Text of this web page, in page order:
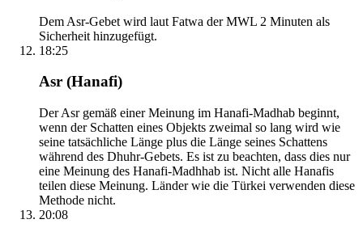
Dem Asr-Gebet wird laut Fatwa der MWL 2 Minuten als
Sicherheit hinzugefügt.
18:25
Asr (Hanafi)
Der Asr gemäß einer Meinung im Hanafi-Madhab beginnt,
wenn der Schatten eines Objekts zweimal so lang wird wie
seine tatsächliche Länge plus die Länge seines Schattens
während des Dhuhr-Gebets. Es ist zu beachten, dass dies nur
eine Meinung des Hanafi-Madhhab ist. Nicht alle Hanafis
teilen diese Meinung. Länder wie die Türkei verwenden diese
Methode nicht.
20:08